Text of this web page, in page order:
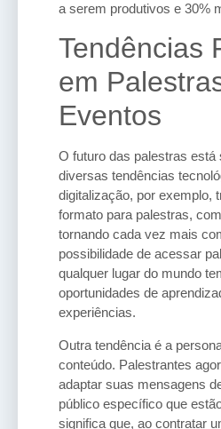
a serem produtivos e 30%
Tendências
em
Eventos
O futuro das palestras está
diversas tendências
digitalização, por exemplo,
formato para palestras,
tornando cada vez mais
possibilidade de acessar
qualquer lugar do mundo
oportunidades de
experiências.
Outra tendência é a
conteúdo. Palestrantes
adaptar suas mensagens
público específico que
significa que, ao contratar